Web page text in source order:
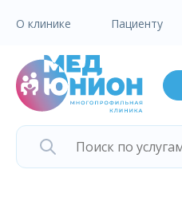
О клинике Пациенту